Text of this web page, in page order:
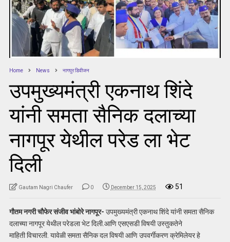
Home News नागपुर डिवीजन
उपमुख्यमंत्री एकनाथ शिंदे
यांनी समता सैनिक दलाच्या
नागपूर येथील परेड ला भेट
दिली
Gautam Nagri Chaufer 0 December 15, 2025 51
गौतम नगरी चौफेर संजीव भांबोरे नागपूर- उपमुख्यमंत्री एकनाथ शिंदे यांनी समता सैनिक
दलाच्या नागपूर येथील परेडला भेट दिली.आणि एसएसडी विषयी उस्तुकतेने
माहिती विचारली. यावेळी समता सैनिक दल विषयी आणि उपवर्गीकरण क्रेमिलेयर हे